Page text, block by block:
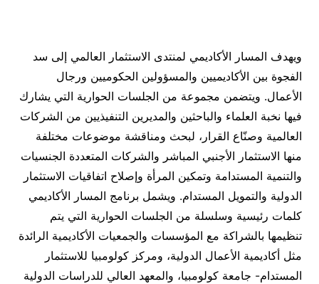
ويهدف المسار الأكاديمي لمنتدى الاستثمار العالمي إلى سد
الفجوة بين الأكاديميين والمسؤولين الحكوميين ورجال
الأعمال. ويتضمن مجموعة من الجلسات الحوارية التي يشارك
فيها نخبة العلماء والباحثين والمديرين التنفيذيين من الشركات
العالمية وصنّاع القرار، لبحث ومناقشة موضوعات مختلفة
منها الاستثمار الأجنبي المباشر والشركات المتعددة الجنسيات
والتنمية المستدامة وتمكين المرأة وإصلاح اتفاقيات الاستثمار
الدولية والتمويل المستدام. ويشمل برنامج المسار الأكاديمي
كلمات رئيسية وسلسلة من الجلسات الحوارية التي يتم
تنظيمها بالشراكة مع المؤسسات والجمعيات الأكاديمية الرائدة
مثل أكاديمية الأعمال الدولية، ومركز كولومبيا للاستثمار
المستدام- جامعة كولومبيا، والمعهد العالي للدراسات الدولية